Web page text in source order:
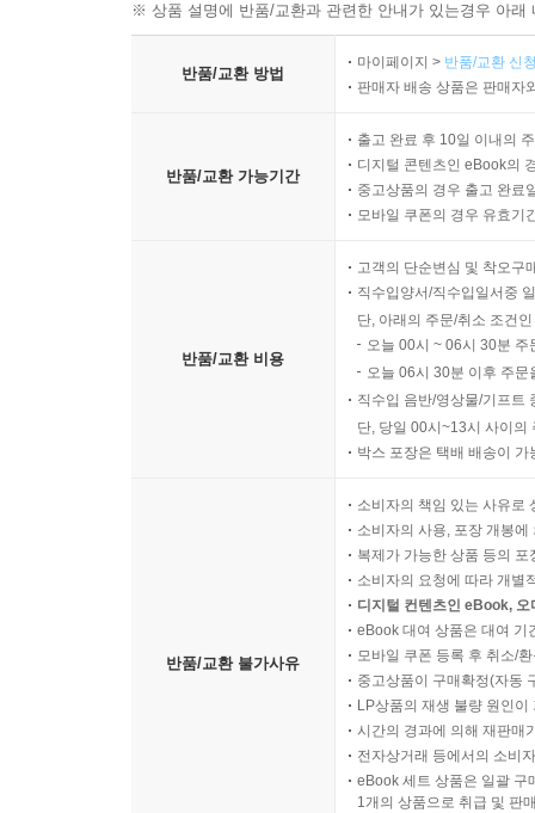
※ 상품 설명에 반품/교환과 관련한 안내가 있는경우 아
반품/교환 방법
마이페이지 > 반품/교환 신
판매자 배송 상품은 판매자
반품/교환 가능기간
출고 완료 후 10일 이내의
디지털 콘텐츠인 eBook의
중고상품의 경우 출고 완료
모바일 쿠폰의 경우 유효기
반품/교환 비용
고객의 단순변심 및 착오구
직수입양서/직수입일서중
단, 아래의 주문/취소 조건
오늘 00시 ~ 06시 30분
오늘 06시 30분 이후 주
직수입 음반/영상물/기프트
단, 당일 00시~13시 사이의
박스 포장은 택배 배송이
반품/교환 불가사유
소비자의 책임 있는 사유로
소비자의 사용, 포장 개봉
복제가 가능한 상품 등의
소비자의 요청에 따라 개별
디지털 컨텐츠인 eBook,
eBook 대여 상품은 대여 기
모바일 쿠폰 등록 후 취소/
중고상품이 구매확정(자동
LP상품의 재생 불량 원인
시간의 경과에 의해 재판매
전자상거래 등에서의 소비
eBook 세트 상품은 일괄 구
1개의 상품으로 취급 및 판